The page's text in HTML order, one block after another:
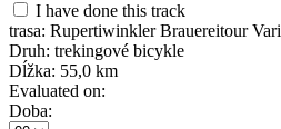
I have done this track
trasa: Rupertiwinkler Brauereitour
Druh: trekingové bicykle
Dĺžka: 55,0 km
Evaluated on:
Doba: